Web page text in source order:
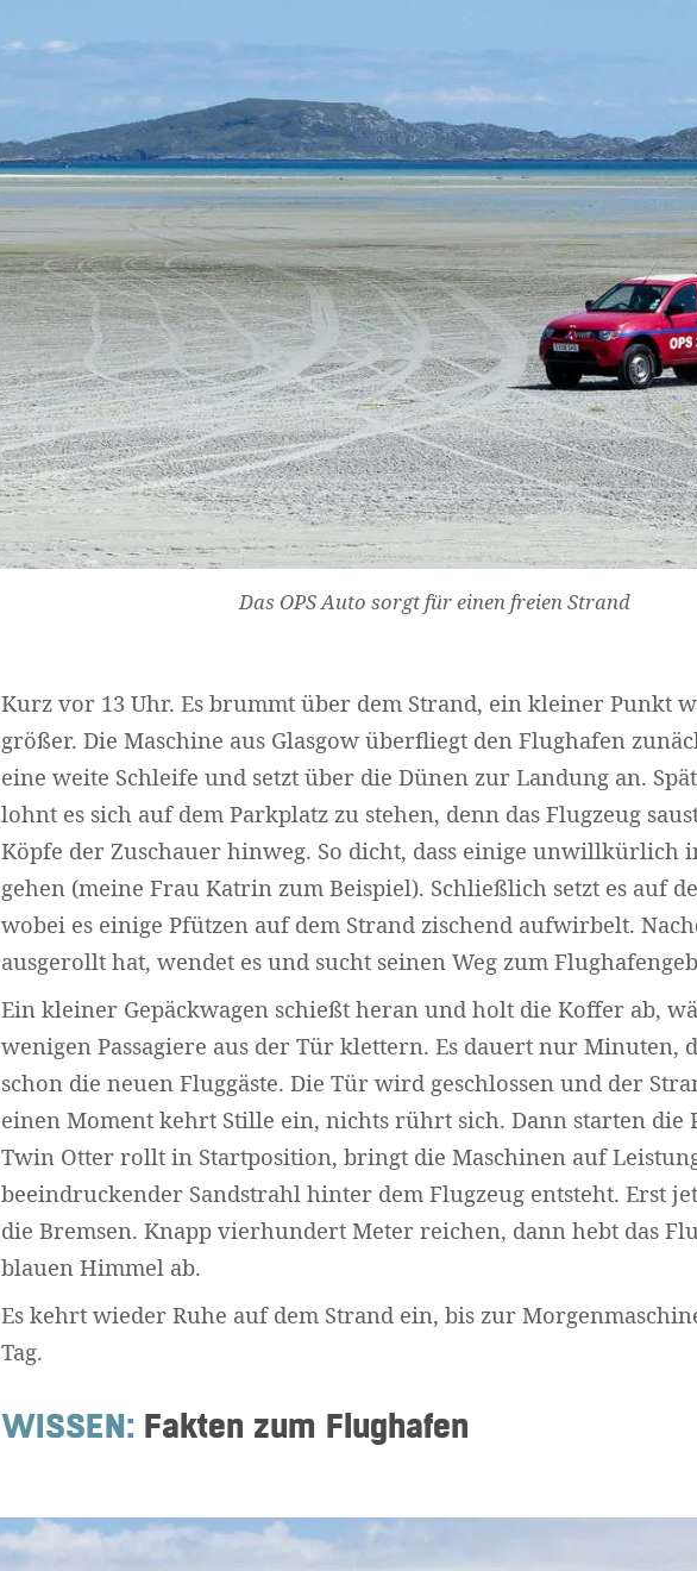
Das OPS Auto sorgt für einen freien Strand
Kurz vor 13 Uhr. Es brummt über dem Strand, ein kleiner Punkt
größer. Die Maschine aus Glasgow überfliegt den Flughafen
eine weite Schleife und setzt über die Dünen zur Landung an.
lohnt es sich auf dem Parkplatz zu stehen, denn das Flugzeug
Köpfe der Zuschauer hinweg. So dicht, dass einige unwillkürlich
gehen (meine Frau Katrin zum Beispiel). Schließlich setzt es auf
wobei es einige Pfützen auf dem Strand zischend aufwirbelt.
ausgerollt hat, wendet es und sucht seinen Weg zum
Ein kleiner Gepäckwagen schießt heran und holt die Koffer ab,
wenigen Passagiere aus der Tür klettern. Es dauert nur Minuten,
schon die neuen Fluggäste. Die Tür wird geschlossen und der
einen Moment kehrt Stille ein, nichts rührt sich. Dann starten die
Twin Otter rollt in Startposition, bringt die Maschinen auf
beeindruckender Sandstrahl hinter dem Flugzeug entsteht. Erst
die Bremsen. Knapp vierhundert Meter reichen, dann hebt das
blauen Himmel ab.
Es kehrt wieder Ruhe auf dem Strand ein, bis zur
Tag.
WISSEN: Fakten zum Flughafen
Widerruf bestätigen